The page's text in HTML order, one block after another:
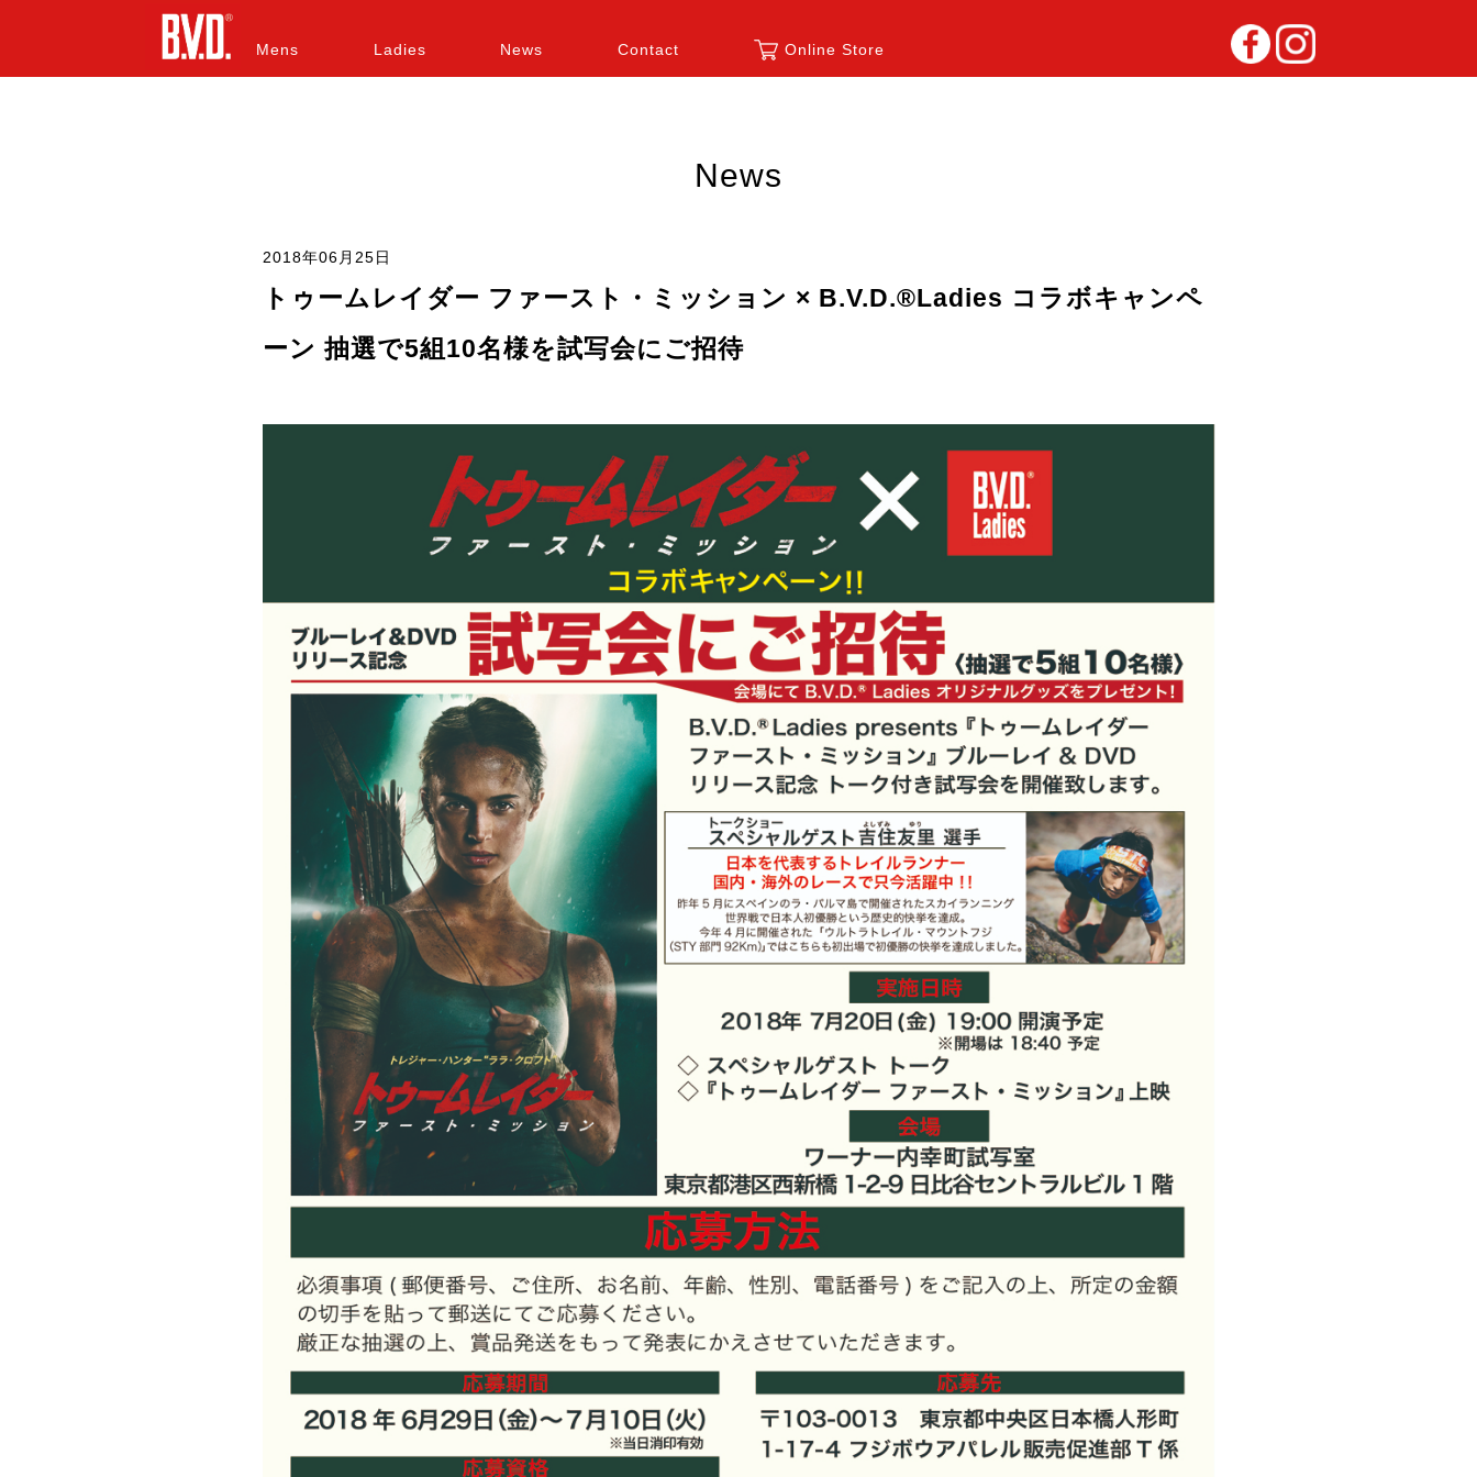
Mens Ladies News Contact Online Store
News
2018年06月25日
トゥームレイダー ファースト・ミッション × B.V.D.®Ladies コラボキャンペ
ーン 抽選で5組10名様を試写会にご招待